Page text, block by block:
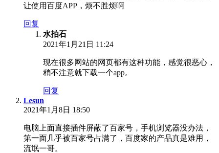
让使用百度APP，烦不胜烦啊
回复
水拍石
2021年1月21日 11:24
现在很多网站的网页都有这种功能，感觉很恶心，
稍不注意就下载一个app。
回复
Lesun
2021年1月8日 18:50
电脑上面直接插件屏蔽了百家号，手机浏览器没办法，
第一面几乎被百家号占满了，百度家的产品真是难用，
流氓一哥。